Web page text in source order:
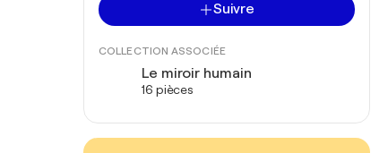
Suivre
COLLECTION ASSOCIÉE
Le miroir humain
16 pièces